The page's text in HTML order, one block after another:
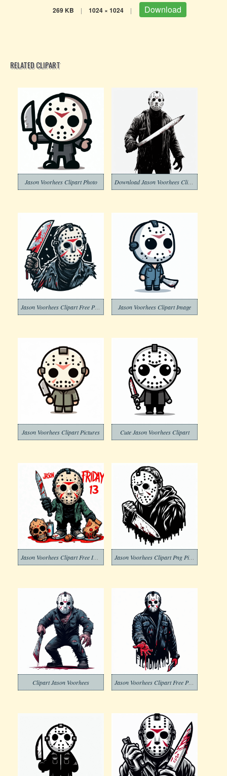
269 KB | 1024 × 1024 | Download
RELATED CLIPART
Jason Voorhees Clipart Photo Download Jason Voorhees Clipart
Jason Voorhees Clipart Free Pictures Jason Voorhees Clipart Image
Jason Voorhees Clipart Pictures Cute Jason Voorhees Clipart
Jason Voorhees Clipart Free Images Jason Voorhees Clipart Png Picture
Clipart Jason Voorhees Jason Voorhees Clipart Free Picture